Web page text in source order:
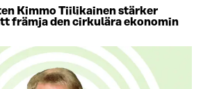
Kimmo Tiilikainen stärker
främja den cirkulära ekonomin